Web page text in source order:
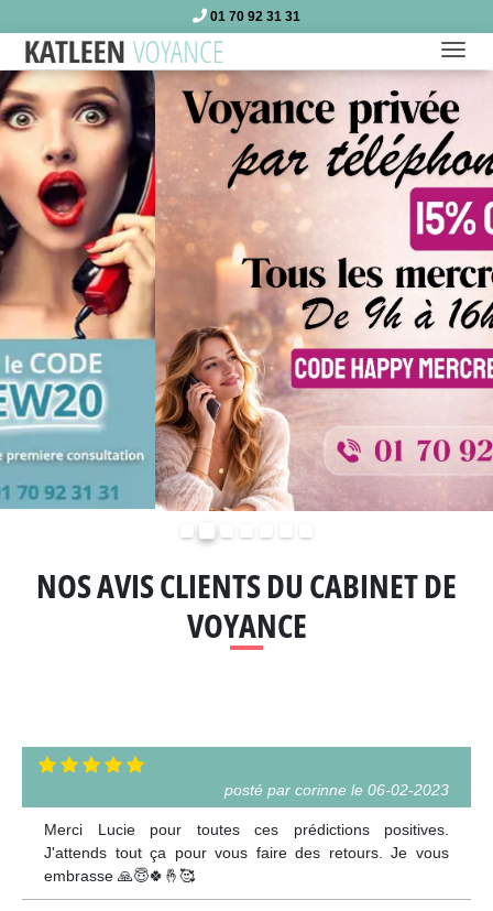
01 70 92 31 31
NOS AVIS CLIENTS DU CABINET DE
VOYANCE
posté par corinne le 06-02-2023
Merci Lucie pour toutes ces prédictions positives.
J'attends tout ça pour vous faire des retours. Je vous
embrasse 🙏😇🍀🤞🥰